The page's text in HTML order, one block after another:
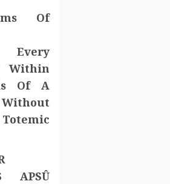
Of
Every
Within
Of A
APSÛ